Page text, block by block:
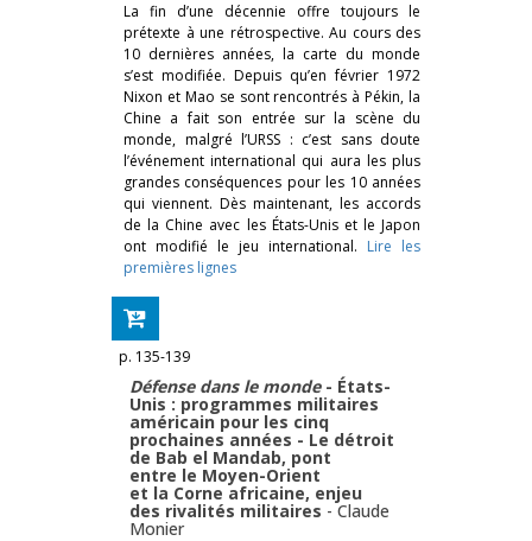
La fin d’une décennie offre toujours le
prétexte à une rétrospective. Au cours des
10 dernières années, la carte du monde
s’est modifiée. Depuis qu’en février 1972
Nixon et Mao se sont rencontrés à Pékin, la
Chine a fait son entrée sur la scène du
monde, malgré l’URSS : c’est sans doute
l’événement international qui aura les plus
grandes conséquences pour les 10 années
qui viennent. Dès maintenant, les accords
de la Chine avec les États-Unis et le Japon
ont modifié le jeu international. Lire les
premières lignes
p. 135-139
Défense dans le monde- États-
Unis : programmes militaires
américain pour les cinq
prochaines années - Le détroit
de Bab el Mandab, pont
entre le Moyen-Orient
et la Corne africaine, enjeu
des rivalités militaires -Claude
Monier